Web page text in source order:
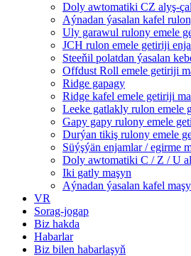
Doly awtomatiki CZ alyş-
Aýnadan ýasalan kafel
Uly garawul rulony emele
JCH rulon emele getiriji
Steeňil polatdan ýasalan
Offdust Roll emele getiriji
Ridge gapagy
Ridge kafel emele getiriji
Leeke gatlakly rulon emele
Gapy gapy rulony emele
Durýan tikiş rulony emele
Süýşýän enjamlar / egirme
Doly awtomatiki C / Z / U
Iki gatly maşyn
Aýnadan ýasalan kafel
VR
Sorag-jogap
Biz hakda
Habarlar
Biz bilen habarlaşyň